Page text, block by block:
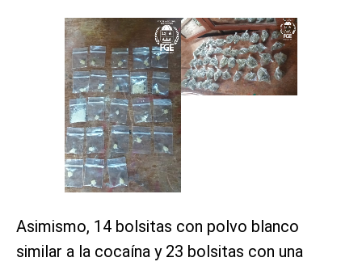
Asimismo, 14 bolsitas con polvo blanco
similar a la cocaína y 23 bolsitas con una